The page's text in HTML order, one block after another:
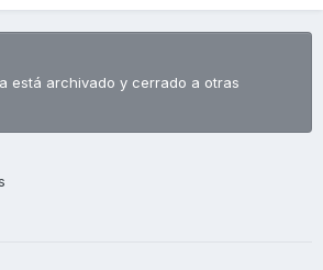
está archivado y cerrado a otras